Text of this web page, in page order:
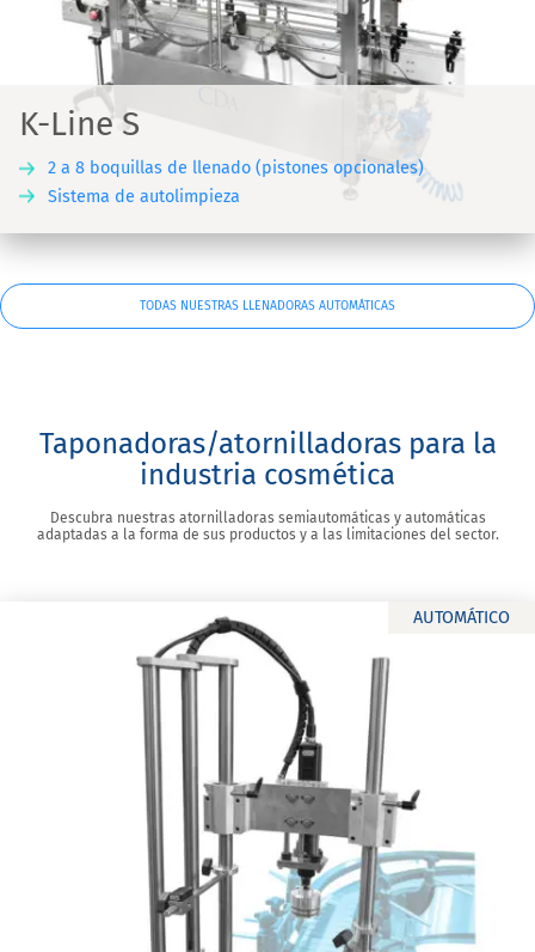
K-Line S
2 a 8 boquillas de llenado (pistones opcionales)
Sistema de autolimpieza
TODAS NUESTRAS LLENADORAS AUTOMÁTICAS
Taponadoras/atornilladoras para la
industria cosmética
Descubra nuestras atornilladoras semiautomáticas y automáticas
adaptadas a la forma de sus productos y a las limitaciones del sector.
AUTOMÁTICO